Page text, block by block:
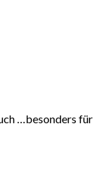
…besonders für